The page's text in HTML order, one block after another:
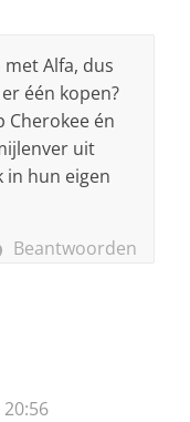
Alfa, dus
één kopen?
Cherokee én
uit
in hun eigen
Beantwoorden